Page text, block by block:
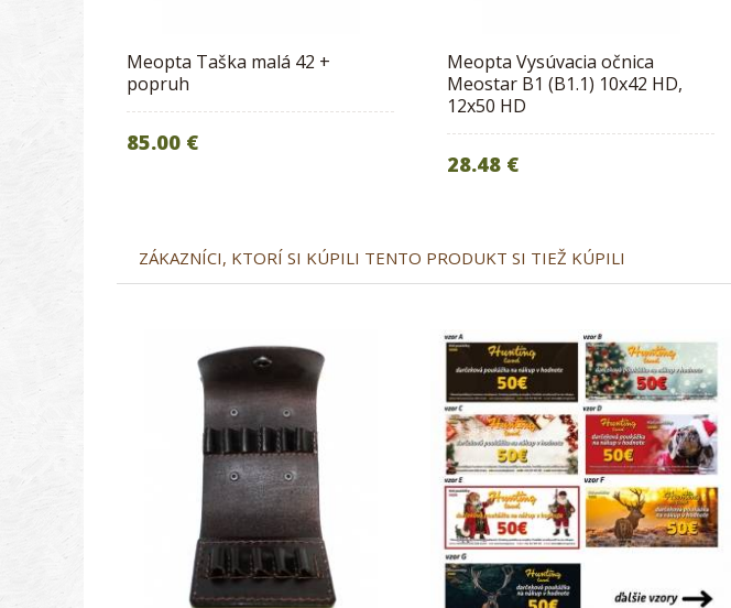
Meopta Taška malá 42 +
popruh
85.00 €
Meopta Vysúvacia očnica
Meostar B1 (B1.1) 10x42 HD,
12x50 HD
28.48 €
ZÁKAZNÍCI, KTORÍ SI KÚPILI TENTO PRODUKT SI TIEŽ KÚPILI